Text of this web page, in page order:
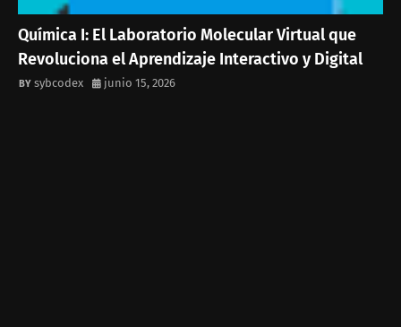
Química I: El Laboratorio Molecular Virtual que
Revoluciona el Aprendizaje Interactivo y Digital
sybcodex junio 15, 2026